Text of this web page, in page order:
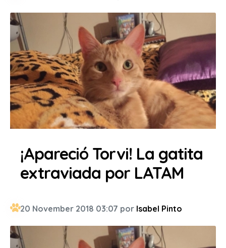
¡Apareció Torvi! La gatita
extraviada por LATAM
20 November 2018 03:07 por Isabel Pinto